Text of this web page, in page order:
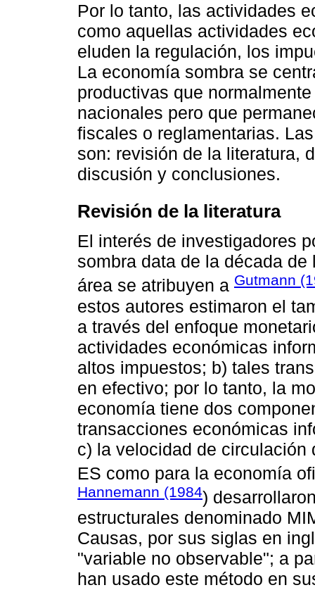
Por lo tanto, las actividades
como aquellas actividades
eluden la regulación, los
La economía sombra se
productivas que
nacionales pero que
fiscales o reglamentarias.
son: revisión de la literatura,
discusión y conclusiones.
Revisión de la literatura
El interés de investigadores
sombra data de la década
área se atribuyen a Gutmann
estos autores estimaron el
a través del enfoque
actividades económicas
altos impuestos; b) tales
en efectivo; por lo tanto, la
economía tiene dos
transacciones económicas
c) la velocidad de circulación
ES como para la economía
Hannemann (1984)
estructurales denominado
Causas, por sus siglas en
"variable no observable"; a
han usado este método en